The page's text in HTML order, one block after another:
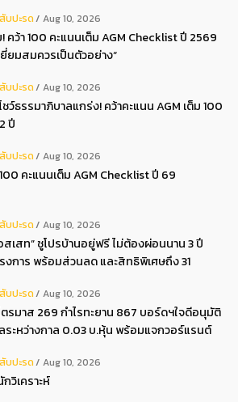
บปะรด Aug 10, 2026
คว้า 100 คะแนนเต็ม AGM Checklist ปี 2569
ยี่ยมสมควรเป็นตัวอย่าง“
บปะรด Aug 10, 2026
ชว์ธรรมาภิบาลแกร่ง! คว้าคะแนน AGM เต็ม 100
ปี
บปะรด Aug 10, 2026
คะแนนเต็ม AGM Checklist ปี 69
บปะรด Aug 10, 2026
สเสท” ชูโปรบ้านอยู่ฟรี ไม่ต้องผ่อนนาน 3 ปี
รงการ พร้อมส่วนลด และสิทธิพิเศษถึง 31
บปะรด Aug 10, 2026
ตรมาส 269 กำไรทะยาน 867 บอร์ดฯใจดีอนุมัติ
ระหว่างกาล 0.03 บ.หุ้น พร้อมแจกวอร์แรนต์
บปะรด Aug 10, 2026
วิเคราะห์